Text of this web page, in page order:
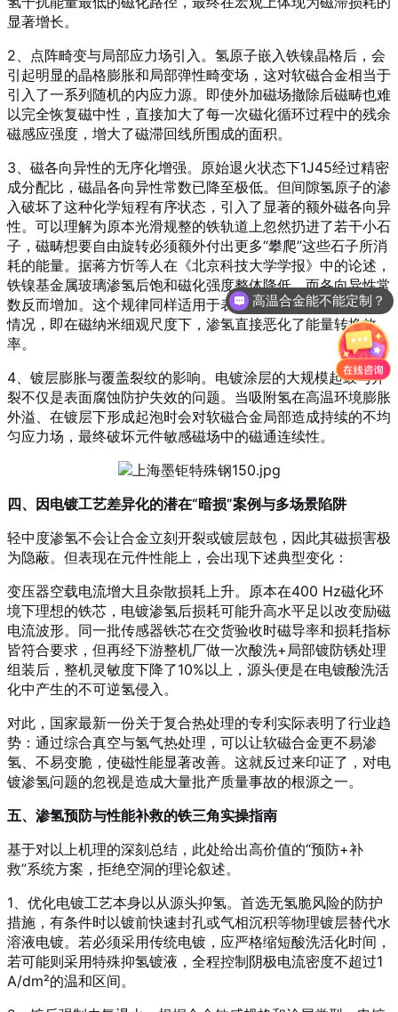
显著增长。
2、点阵畸变与局部应力场引入。氢原子嵌入铁镍晶格后，会
引起明显的晶格膨胀和局部弹性畸变场，这对软磁合金相当于
引入了一系列随机的内应力源。即使外加磁场撤除后磁畴也难
以完全恢复磁中性，直接加大了每一次磁化循环过程中的残余
磁感应强度，增大了磁滞回线所围成的面积。
3、磁各向异性的无序化增强。原始退火状态下1J45经过精密
成分配比，磁晶各向异性常数已降至极低。但间隙氢原子的渗
入破坏了这种化学短程有序状态，引入了显著的额外磁各向异
性。可以理解为原本光滑规整的铁轨道上忽然扔进了若干小石
子，磁畴想要自由旋转必须额外付出更多“攀爬”这些石子所消
耗的能量。据蒋方忻等人在《北京科技大学学报》中的论述，
铁镍基金属玻璃渗氢后饱和磁化强度整体降低，而各向异性常
数反而增加。这个规律同样适用于表示晶态合金磁性能的下降
情况，即在磁纳米细观尺度下，渗氢直接恶化了能量转换效
率。
4、镀层膨胀与覆盖裂纹的影响。电镀涂层的大规模起鼓与开
裂不仅是表面腐蚀防护失效的问题。当吸附氢在高温环境膨胀
外溢、在镀层下形成起泡时会对软磁合金局部造成持续的不均
匀应力场，最终破坏元件敏感磁场中的磁通连续性。
四、因电镀工艺差异化的潜在“暗损”案例与多场景陷阱
轻中度渗氢不会让合金立刻开裂或镀层鼓包，因此其磁损害极
为隐蔽。但表现在元件性能上，会出现下述典型变化：
变压器空载电流增大且杂散损耗上升。原本在400 Hz磁化环
境下理想的铁芯，电镀渗氢后损耗可能升高水平足以改变励磁
电流波形。同一批传感器铁芯在交货验收时磁导率和损耗指标
皆符合要求，但再经下游整机厂做一次酸洗+局部镀防锈处理
组装后，整机灵敏度下降了10%以上，源头便是在电镀酸洗活
化中产生的不可逆氢侵入。
对此，国家最新一份关于复合热处理的专利实际表明了行业趋
势：通过综合真空与氢气热处理，可以让软磁合金更不易渗
氢、不易变脆，使磁性能显著改善。这就反过来印证了，对电
镀渗氢问题的忽视是造成大量批产质量事故的根源之一。
五、渗氢预防与性能补救的铁三角实操指南
基于对以上机理的深刻总结，此处给出高价值的“预防+补
救”系统方案，拒绝空洞的理论叙述。
1、优化电镀工艺本身以从源头抑氢。首选无氢脆风险的防护
措施，有条件时以镀前快速封孔或气相沉积等物理镀层替代水
溶液电镀。若必须采用传统电镀，应严格缩短酸洗活化时间，
若可能则采用特殊抑氢镀液，全程控制阴极电流密度不超过1
A/dm²的温和区间。
高温合金能不能定制？